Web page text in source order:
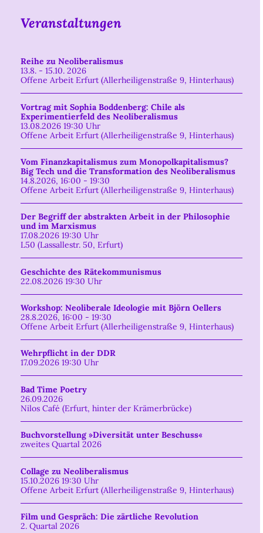
Veranstaltungen
Reihe zu Neoliberalismus
13.8. - 15.10. 2026
Offene Arbeit Erfurt (Allerheiligenstraße 9, Hinterhaus)
Vortrag mit Sophia Boddenberg: Chile als
Experimentierfeld des Neoliberalismus
13.08.2026 19:30 Uhr
Offene Arbeit Erfurt (Allerheiligenstraße 9, Hinterhaus)
Vom Finanzkapitalismus zum Monopolkapitalismus?
Big Tech und die Transformation des Neoliberalismus
14.8.2026, 16:00 - 19:30
Offene Arbeit Erfurt (Allerheiligenstraße 9, Hinterhaus)
Der Begriff der abstrakten Arbeit in der Philosophie
und im Marxismus
17.08.2026 19:30 Uhr
L50 (Lassallestr. 50, Erfurt)
Geschichte des Rätekommunismus
22.08.2026 19:30 Uhr
Workshop: Neoliberale Ideologie mit Björn Oellers
28.8.2026, 16:00 - 19:30
Offene Arbeit Erfurt (Allerheiligenstraße 9, Hinterhaus)
Wehrpflicht in der DDR
17.09.2026 19:30 Uhr
Bad Time Poetry
26.09.2026
Nilos Café (Erfurt, hinter der Krämerbrücke)
Buchvorstellung »Diversität unter Beschuss«
zweites Quartal 2026
Collage zu Neoliberalismus
15.10.2026 19:30 Uhr
Offene Arbeit Erfurt (Allerheiligenstraße 9, Hinterhaus)
Film und Gespräch: Die zärtliche Revolution
2. Quartal 2026